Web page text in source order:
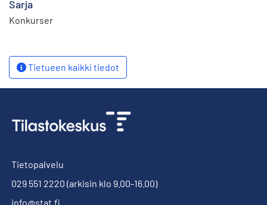
Sarja
Konkurser
Tietueen kaikki tiedot
Tietopalvelu
029 551 2220 (arkisin klo 9.00-16.00)
info@stat.fi